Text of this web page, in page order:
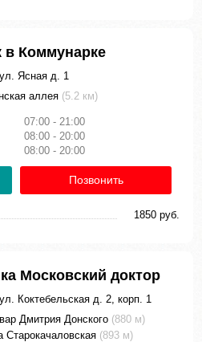
в Коммунарке
Ясная д. 1
аллея (5.2 км)
07:00 - 21:00
08:00 - 20:00
08:00 - 20:00
Позвонить
1850 руб.
Московский доктор
Коктебельская д. 2, корп. 1
Дмитрия Донского (880 м)
Старокачаловская (893 м)